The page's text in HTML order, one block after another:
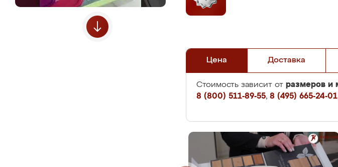
Цена Доставка
Стоимость зависит от размеров и
8 (800) 511-89-55, 8 (495) 665-24-01